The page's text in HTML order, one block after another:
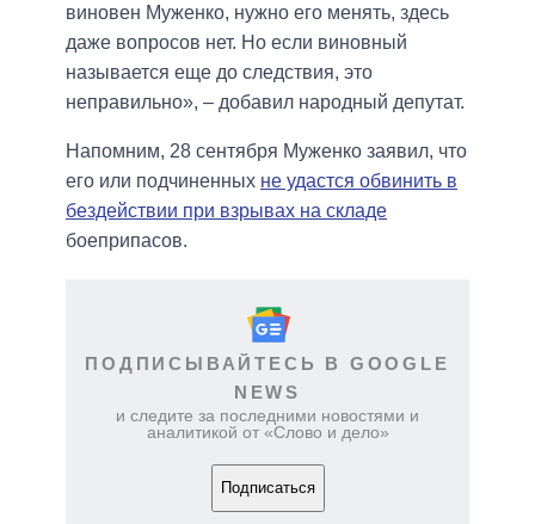
виновен Муженко, нужно его менять, здесь
даже вопросов нет. Но если виновный
называется еще до следствия, это
неправильно», – добавил народный депутат.
Напомним, 28 сентября Муженко заявил, что
его или подчиненных не удастся обвинить в
бездействии при взрывах на складе
боеприпасов.
ПОДПИСЫВАЙТЕСЬ В GOOGLE
NEWS
и следите за последними новостями и
аналитикой от «Слово и дело»
Подписаться